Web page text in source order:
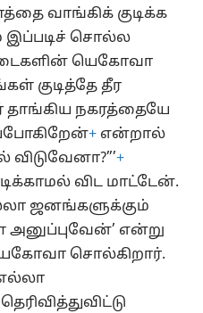
வாங்கிக் குடிக்க
இப்படிச் சொல்ல
யெகோவா
குடித்தே தீர
தாங்கிய நகரத்தையே
+ என்றால்
+
விட மாட்டேன்.
ஜனங்களுக்கும்
அனுப்புவேன்’ என்று
சொல்கிறார்.